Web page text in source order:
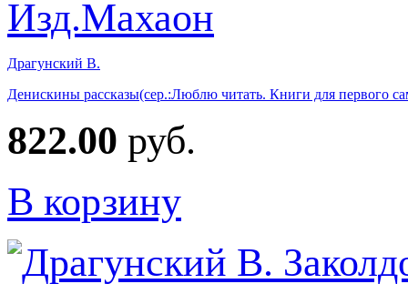
Драгунский В.
Денискины рассказы(сер.:Люблю читать. Книги для первого
822.00 руб.
В корзину